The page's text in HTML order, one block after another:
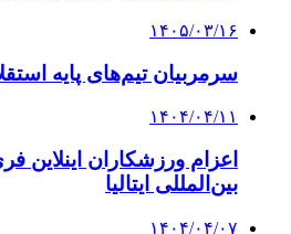
۱۴۰۵/۰۳/۱۶
سرمربیان تیم‌های پایه
۱۴۰۴/۰۴/۱۱
اعزام ورزشکاران اینلاین
بین‌المللی ایتالیا
۱۴۰۴/۰۴/۰۷